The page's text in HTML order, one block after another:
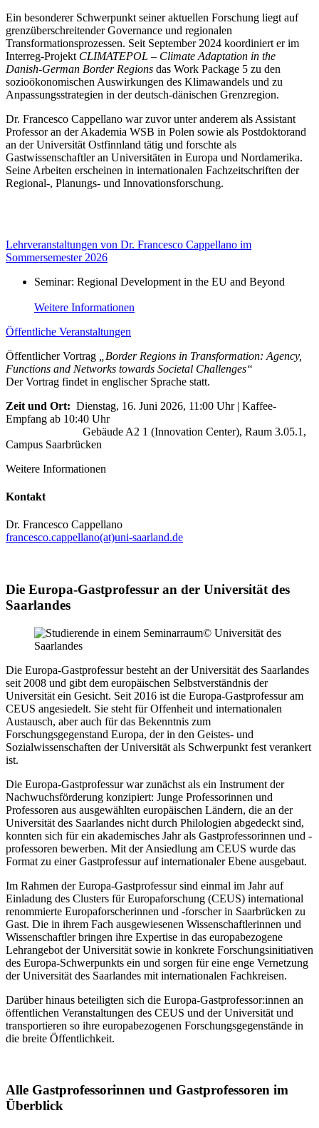
Ein besonderer Schwerpunkt seiner aktuellen Forschung liegt auf
grenzüberschreitender Governance und regionalen
Transformationsprozessen. Seit September 2024 koordiniert er im
Interreg-Projekt CLIMATEPOL – Climate Adaptation in the
Danish-German Border Regions das Work Package 5 zu den
sozioökonomischen Auswirkungen des Klimawandels und zu
Anpassungsstrategien in der deutsch-dänischen Grenzregion.
Dr. Francesco Cappellano war zuvor unter anderem als Assistant
Professor an der Akademia WSB in Polen sowie als Postdoktorand
an der Universität Ostfinnland tätig und forschte als
Gastwissenschaftler an Universitäten in Europa und Nordamerika.
Seine Arbeiten erscheinen in internationalen Fachzeitschriften der
Regional-, Planungs- und Innovationsforschung.
Lehrveranstaltungen von Dr. Francesco Cappellano im
Sommersemester 2026
Seminar: Regional Development in the EU and Beyond
Weitere Informationen
Öffentliche Veranstaltungen
Öffentlicher Vortrag
„Border Regions in Transformation: Agency,
Functions and Networks towards Societal Challenges“
Der Vortrag findet in englischer Sprache statt.
Zeit und Ort: Dienstag, 16. Juni 2026, 11:00 Uhr | Kaffee-
Empfang ab 10:40 Uhr
Gebäude A2 1 (Innovation Center), Raum 3.05.1,
Campus Saarbrücken
Weitere Informationen
Kontakt
Dr. Francesco Cappellano
francesco.cappellano(at)uni-saarland.de
Die Europa-Gastprofessur an der Universität des
Saarlandes
© Universität des
Saarlandes
Die Europa-Gastprofessur besteht an der Universität des Saarlandes
seit 2008 und gibt dem europäischen Selbstverständnis der
Universität ein Gesicht. Seit 2016 ist die Europa-Gastprofessur am
CEUS angesiedelt. Sie steht für Offenheit und internationalen
Austausch, aber auch für das Bekenntnis zum
Forschungsgegenstand Europa, der in den Geistes- und
Sozialwissenschaften der Universität als Schwerpunkt fest verankert
ist.
Die Europa-Gastprofessur war zunächst als ein Instrument der
Nachwuchsförderung konzipiert: Junge Professorinnen und
Professoren aus ausgewählten europäischen Ländern, die an der
Universität des Saarlandes nicht durch Philologien abgedeckt sind,
konnten sich für ein akademisches Jahr als Gastprofessorinnen und -
professoren bewerben. Mit der Ansiedlung am CEUS wurde das
Format zu einer Gastprofessur auf internationaler Ebene ausgebaut.
Im Rahmen der Europa-Gastprofessur sind einmal im Jahr auf
Einladung des Clusters für Europaforschung (CEUS) international
renommierte Europaforscherinnen und -forscher in Saarbrücken zu
Gast. Die in ihrem Fach ausgewiesenen Wissenschaftlerinnen und
Wissenschaftler bringen ihre Expertise in das europabezogene
Lehrangebot der Universität sowie in konkrete Forschungsinitiativen
des Europa-Schwerpunkts ein und sorgen für eine enge Vernetzung
der Universität des Saarlandes mit internationalen Fachkreisen.
Darüber hinaus beteiligten sich die Europa-Gastprofessor:innen an
öffentlichen Veranstaltungen des CEUS und der Universität und
transportieren so ihre europabezogenen Forschungsgegenstände in
die breite Öffentlichkeit.
Alle Gastprofessorinnen und Gastprofessoren im
Überblick